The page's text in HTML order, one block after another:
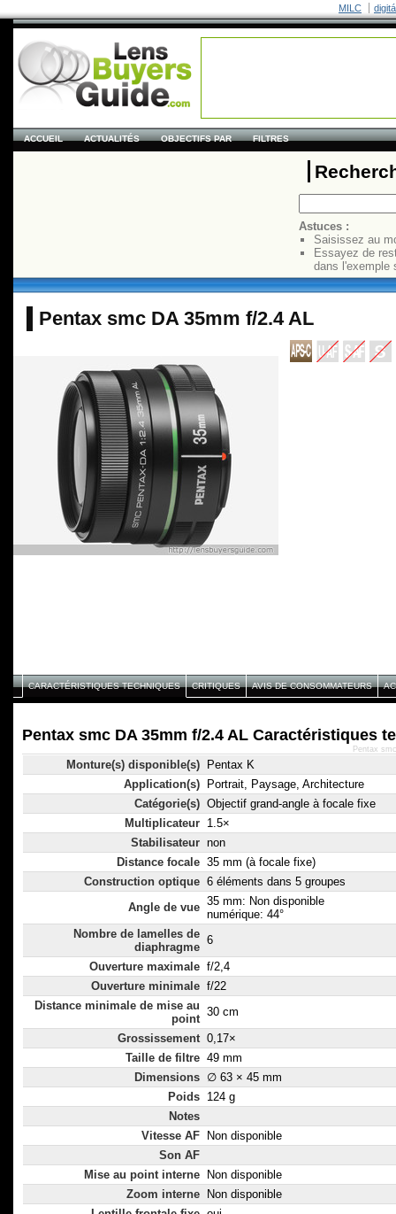
MILC
ACCUEIL ACTUALITÉS OBJECTIFS PAR FILTRES
Astuces :
Saisissez au
Essayez de
dans
Pentax smc DA 35mm f/2.4 AL
CARACTÉRISTIQUES TECHNIQUES CRITIQUES AVIS DE CONSOMMATEURS
Pentax smc DA 35mm f/2.4 AL Caractéristiques
Monture(s) disponible(s)
Pentax K
Application(s)
Portrait, Paysage, Architecture
Catégorie(s) Objectif grand-angle à focale fixe
Multiplicateur 1.5×
Stabilisateur non
Distance focale 35 mm (à focale fixe)
Construction optique 6 éléments dans 5 groupes
Angle de vue 35 mm: Non disponible
numérique: 44°
Nombre de lamelles de
diaphragme
6
Ouverture maximale f/2,4
Ouverture minimale f/22
Distance minimale de mise au
point
30 cm
Grossissement 0,17×
Taille de filtre 49 mm
Dimensions ∅ 63 × 45 mm
Poids 124 g
Notes
Vitesse AF
Non disponible
Son AF
Mise au point interne
Non disponible
Zoom interne
Non disponible
Pentax